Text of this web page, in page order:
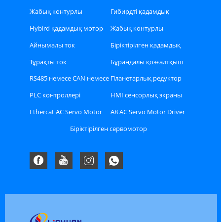
сервомоторы
сервомотор
Жабық контурлы
қадамдық қозғалтқыш
Гибирдті қадамдық
қозғалтқыш
Hybird қадамдық мотор
драйвері
Жабық контурлы
қадамдық
қозғалтқыштың драйвері
Айнымалы ток
сервомоторының
драйвері
Біріктірілген қадамдық
қозғалтқыш
Тұрақты ток
сервомоторының
драйвері
Бұрандалы қозғалтқыш
RS485 немесе CAN немесе
Ethercat автобус түрі
Stepper драйвері
Планетарлық редуктор
PLC контроллері
HMI сенсорлық экраны
Ethercat AC Servo Motor
A8 AC Servo Motor Driver
жинағы
Біріктірілген сервомотор